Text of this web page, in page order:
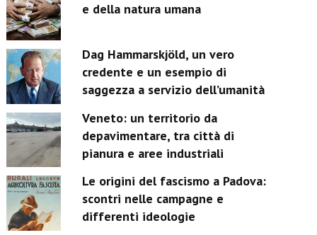
e della natura umana
Dag Hammarskjöld, un vero
credente e un esempio di
saggezza a servizio dell’umanità
Veneto: un territorio da
depavimentare, tra città di
pianura e aree industriali
Le origini del fascismo a Padova:
scontri nelle campagne e
differenti ideologie